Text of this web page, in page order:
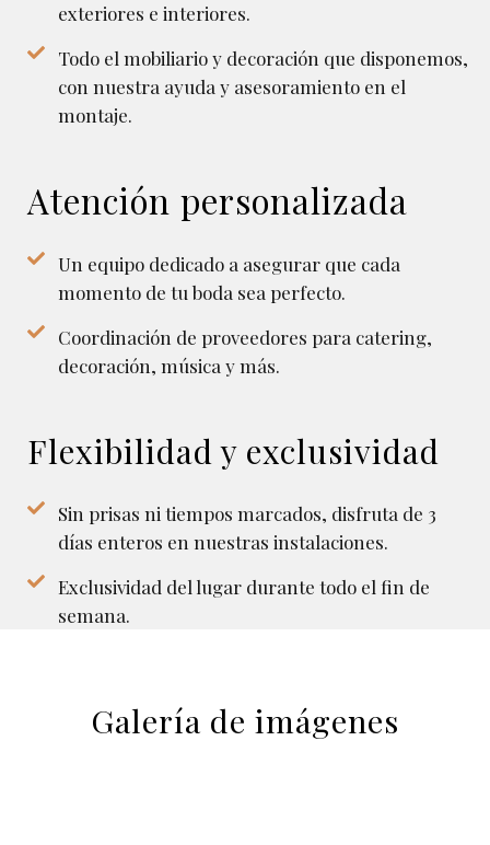
exteriores e interiores.
Todo el mobiliario y decoración que disponemos,
con nuestra ayuda y asesoramiento en el
montaje.
Atención personalizada
Un equipo dedicado a asegurar que cada
momento de tu boda sea perfecto.
Coordinación de proveedores para catering,
decoración, música y más.
Flexibilidad y exclusividad
Sin prisas ni tiempos marcados, disfruta de 3
días enteros en nuestras instalaciones.
Exclusividad del lugar durante todo el fin de
semana.
Galería de imágenes